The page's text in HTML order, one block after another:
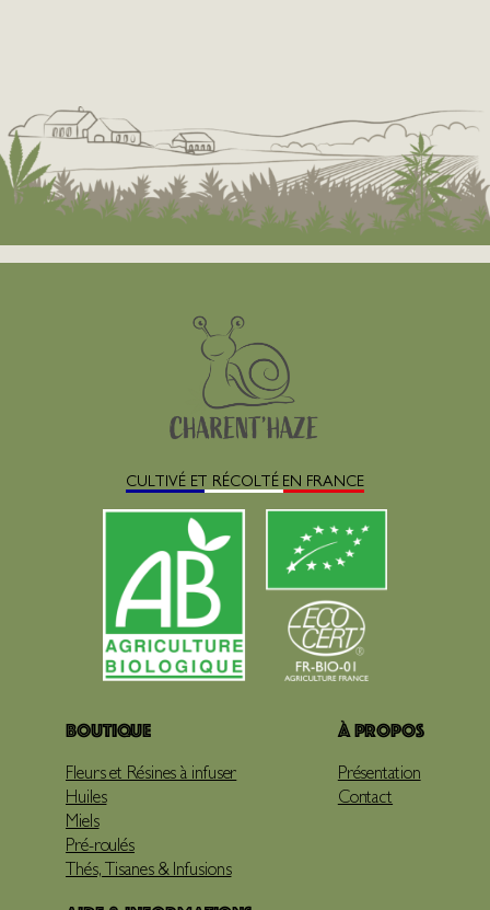
CULTIVÉ ET RÉCOLTÉ EN FRANCE
Boutique
Fleurs et Résines à infuser
Huiles
Miels
Pré-roulés
Thés, Tisanes & Infusions
À propos
Présentation
Contact